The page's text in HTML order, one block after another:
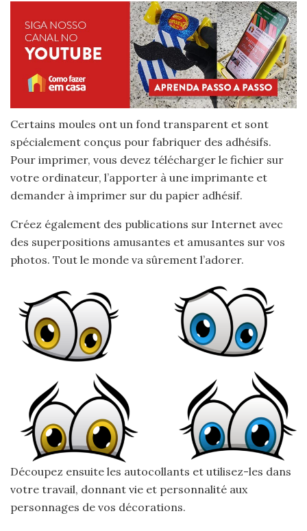
Certains moules ont un fond transparent et sont
spécialement conçus pour fabriquer des adhésifs.
Pour imprimer, vous devez télécharger le fichier sur
votre ordinateur, l’apporter à une imprimante et
demander à imprimer sur du papier adhésif.
Créez également des publications sur Internet avec
des superpositions amusantes et amusantes sur vos
photos. Tout le monde va sûrement l’adorer.
Découpez ensuite les autocollants et utilisez-les dans
votre travail, donnant vie et personnalité aux
personnages de vos décorations.